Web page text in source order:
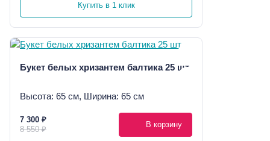
Купить в 1 клик
Букет белых хризантем балтика 25 шт
Высота: 65 см, Ширина: 65 см
7 300 ₽
8 550 ₽
В корзину